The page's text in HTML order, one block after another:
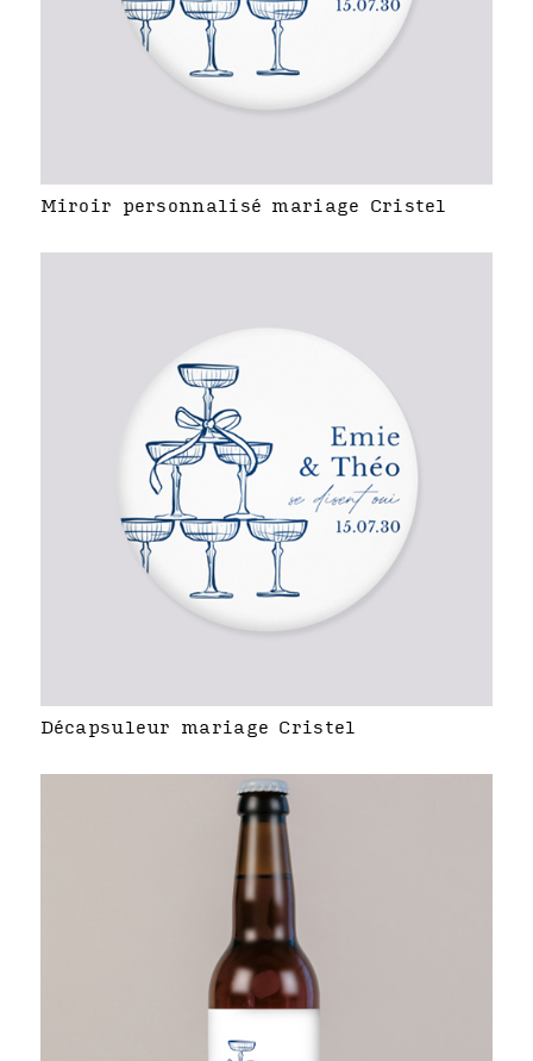
Miroir personnalisé mariage Cristel
Décapsuleur mariage Cristel